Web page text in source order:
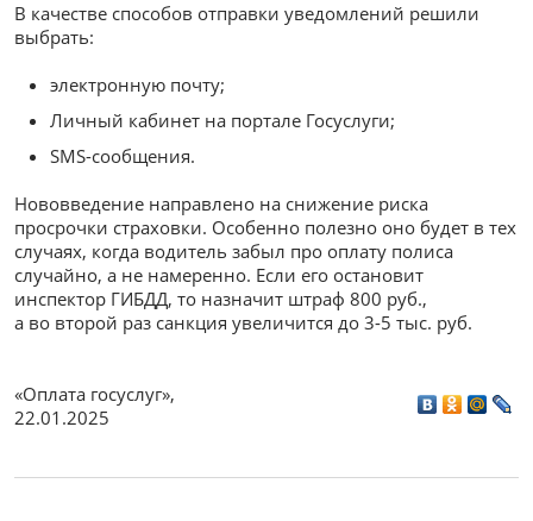
В качестве способов отправки уведомлений решили
выбрать:
электронную почту;
Личный кабинет на портале Госуслуги;
SMS-сообщения.
Нововведение направлено на снижение риска
просрочки страховки. Особенно полезно оно будет в тех
случаях, когда водитель забыл про оплату полиса
случайно, а не намеренно. Если его остановит
инспектор ГИБДД, то назначит штраф 800 руб.,
а во второй раз санкция увеличится до 3-5 тыс. руб.
«Оплата госуслуг»,
22.01.2025